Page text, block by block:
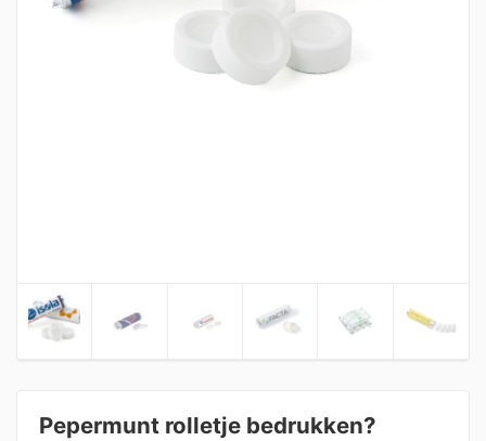
Pepermunt rolletje bedrukken?